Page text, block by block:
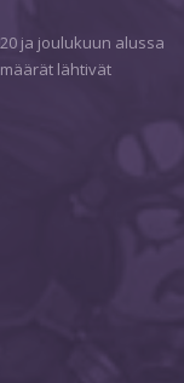
ja joulukuun alussa
lähtivät